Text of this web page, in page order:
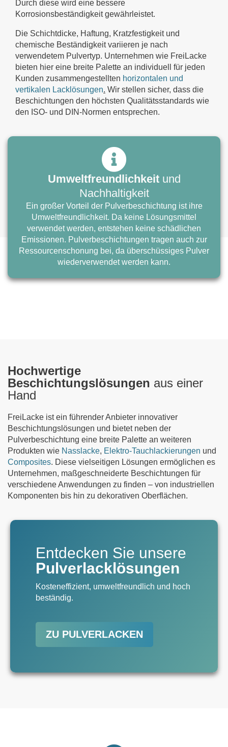
Durch diese wird eine bessere
Korrosionsbeständigkeit gewährleistet.
Die Schichtdicke, Haftung, Kratzfestigkeit und
chemische Beständigkeit variieren je nach
verwendetem Pulvertyp. Unternehmen wie FreiLacke
bieten hier eine breite Palette an individuell für jeden
Kunden zusammengestellten horizontalen und
vertikalen Lacklösungen. Wir stellen sicher, dass die
Beschichtungen den höchsten Qualitätsstandards wie
den ISO- und DIN-Normen entsprechen.
Umweltfreundlichkeitund
Nachhaltigkeit
Ein großer Vorteil der Pulverbeschichtung ist ihre
Umweltfreundlichkeit. Da keine Lösungsmittel
verwendet werden, entstehen keine schädlichen
Emissionen. Pulverbeschichtungen tragen auch zur
Ressourcenschonung bei, da überschüssiges Pulver
wiederverwendet werden kann.
Hochwertige
Beschichtungslösungen aus einer
Hand
FreiLacke ist ein führender Anbieter innovativer
Beschichtungslösungen und bietet neben der
Pulverbeschichtung eine breite Palette an weiteren
Produkten wie Nasslacke, Elektro-Tauchlackierungen und
Composites. Diese vielseitigen Lösungen ermöglichen es
Unternehmen, maßgeschneiderte Beschichtungen für
verschiedene Anwendungen zu finden – von industriellen
Komponenten bis hin zu dekorativen Oberflächen.
Entdecken Sie unsere
Pulverlacklösungen
Kosteneffizient, umweltfreundlich und hoch
beständig.
ZU PULVERLACKEN